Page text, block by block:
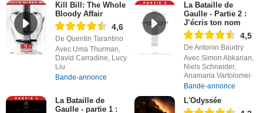
Kill Bill: The Whole
Bloody Affair
4,6
De Quentin Tarantino
Avec Uma Thurman,
David Carradine, Lucy
Liu
Bande-annonce
La Bataille de
Gaulle - Partie 2 :
J’écris ton nom
4,5
De Antonin Baudry
Avec Simon Abkarian,
Niels Schneider,
Anamaria Vartolomei
Bande-annonce
La Bataille de
Gaulle - partie 1 :
L'Odyssée